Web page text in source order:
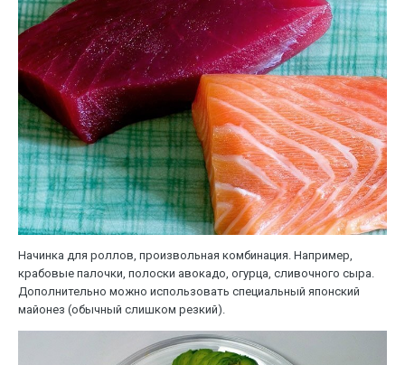
Начинка для роллов, произвольная комбинация. Например,
крабовые палочки, полоски авокадо, огурца, сливочного сыра.
Дополнительно можно использовать специальный японский
майонез (обычный слишком резкий).